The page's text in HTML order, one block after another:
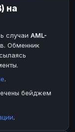
на
случаи AML-
Обменник
.
бейджем
.